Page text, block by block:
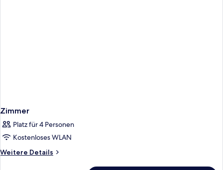
Zimmer
Platz für 4 Personen
Kostenloses WLAN
Weitere Details
Weitere